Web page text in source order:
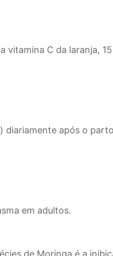
C da laranja,
após o
em adultos.
de Moringa é a